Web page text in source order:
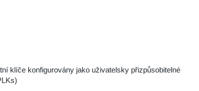
klíče konfigurovány jako uživatelsky přizpůsobitelné